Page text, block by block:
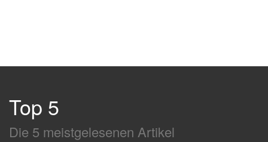
Top 5
Die 5 meistgelesenen Artikel